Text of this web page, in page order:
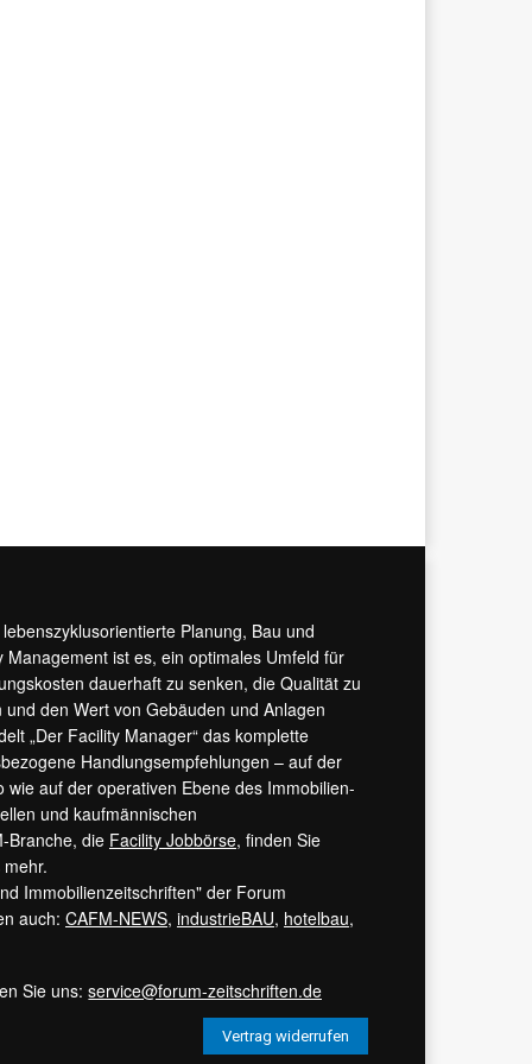
Planung, Bau und
ist es, ein optimales Umfeld für
dauerhaft zu senken, die Qualität zu
den Wert von Gebäuden und Anlagen
„Der Facility Manager“ das komplette
Handlungsempfehlungen – auf der
auf der operativen Ebene des Immobilien-
und kaufmännischen
Branche, die Facility Jobbörse, finden Sie
Immobilienzeitschriften" der Forum
auch: CAFM-NEWS, industrieBAU, hotelbau,
Sie uns:service@forum-zeitschriften.de
Vertrag widerrufen